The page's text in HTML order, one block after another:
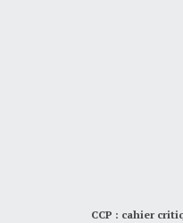
CCP : cahier